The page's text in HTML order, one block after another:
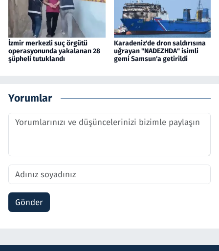
İzmir merkezli suç örgütü
operasyonunda yakalanan 28
şüpheli tutuklandı
Karadeniz'de dron saldırısına
uğrayan "NADEZHDA" isimli
gemi Samsun'a getirildi
Yorumlar
Gönder